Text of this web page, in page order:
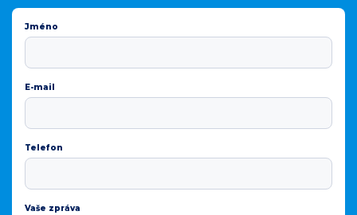
Jméno
E-mail
Telefon
Vaše zpráva